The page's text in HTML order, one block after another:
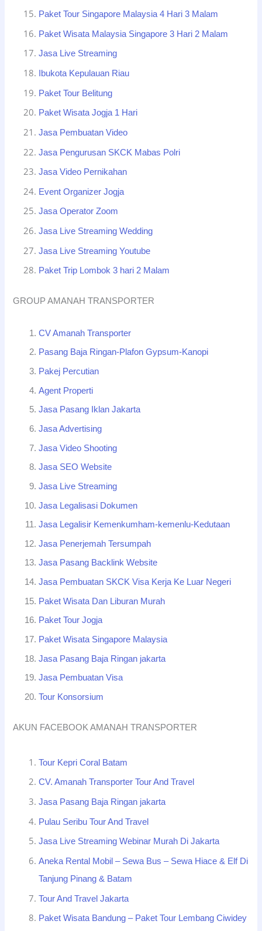
Paket Tour Singapore Malaysia 4 Hari 3 Malam
Paket Wisata Malaysia Singapore 3 Hari 2 Malam
Jasa Live Streaming
Ibukota Kepulauan Riau
Paket Tour Belitung
Paket Wisata Jogja 1 Hari
Jasa Pembuatan Video
Jasa Pengurusan SKCK Mabas Polri
Jasa Video Pernikahan
Event Organizer Jogja
Jasa Operator Zoom
Jasa Live Streaming Wedding
Jasa Live Streaming Youtube
Paket Trip Lombok 3 hari 2 Malam
GROUP AMANAH TRANSPORTER
CV Amanah Transporter
Pasang Baja Ringan-Plafon Gypsum-Kanopi
Pakej Percutian
Agent Properti
Jasa Pasang Iklan Jakarta
Jasa Advertising
Jasa Video Shooting
Jasa SEO Website
Jasa Live Streaming
Jasa Legalisasi Dokumen
Jasa Legalisir Kemenkumham-kemenlu-Kedutaan
Jasa Penerjemah Tersumpah
Jasa Pasang Backlink Website
Jasa Pembuatan SKCK Visa Kerja Ke Luar Negeri
Paket Wisata Dan Liburan Murah
Paket Tour Jogja
Paket Wisata Singapore Malaysia
Jasa Pasang Baja Ringan jakarta
Jasa Pembuatan Visa
Tour Konsorsium
AKUN FACEBOOK AMANAH TRANSPORTER
Tour Kepri Coral Batam
CV. Amanah Transporter Tour And Travel
Jasa Pasang Baja Ringan jakarta
Pulau Seribu Tour And Travel
Jasa Live Streaming Webinar Murah Di Jakarta
Aneka Rental Mobil – Sewa Bus – Sewa Hiace & Elf Di
Tanjung Pinang & Batam
Tour And Travel Jakarta
Paket Wisata Bandung – Paket Tour Lembang Ciwidey